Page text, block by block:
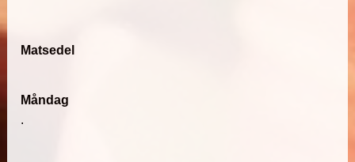
Matsedel
Måndag
.